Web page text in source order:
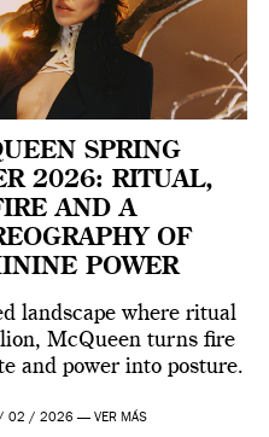
SPRING
2026: RITUAL,
AND A
OF
POWER
landscape where ritual
McQueen turns fire
and power into posture.
02 / 2026 —VER MÁS